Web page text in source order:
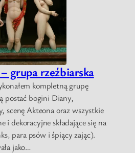
grupa rzeźbiarska
kompletną grupę
postać bogini Diany,
scenę Akteona oraz wszystkie
i dekoracyjne składające się na
para psów i śpiący zając).
jako…